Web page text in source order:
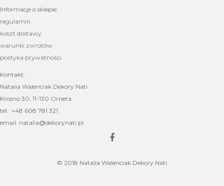
Informacje o sklepie:
regulamin
koszt dostawy
warunki zwrotów
polityka prywatności
Kontakt:
Natalia Walenciak Dekory Nati
Krosno 30, 11-130 Orneta
tel.: +48 608 781 321
email: natalia@dekorynati.pl
© 2018 Natalia Walenciak Dekory Nati